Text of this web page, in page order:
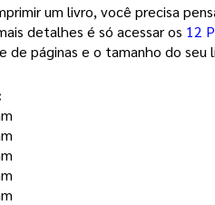
um livro, você precisa
detalhes é só acessar os 12
de páginas e o tamanho do seu